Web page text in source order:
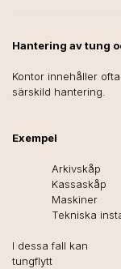
Hantering av tung
Kontor innehåller
särskild hantering.
Exempel
Arkivskåp
Kassaskåp
Maskiner
Tekniska
I dessa fall kan
tungflytt